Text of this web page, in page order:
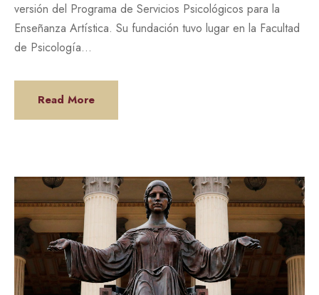
versión del Programa de Servicios Psicológicos para la
Enseñanza Artística. Su fundación tuvo lugar en la Facultad
de Psicología...
Read More